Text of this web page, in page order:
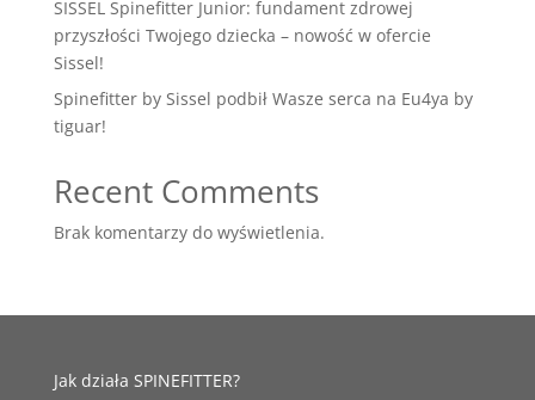
SISSEL Spinefitter Junior: fundament zdrowej
przyszłości Twojego dziecka – nowość w ofercie
Sissel!
Spinefitter by Sissel podbił Wasze serca na Eu4ya by
tiguar!
Recent Comments
Brak komentarzy do wyświetlenia.
Jak działa SPINEFITTER?